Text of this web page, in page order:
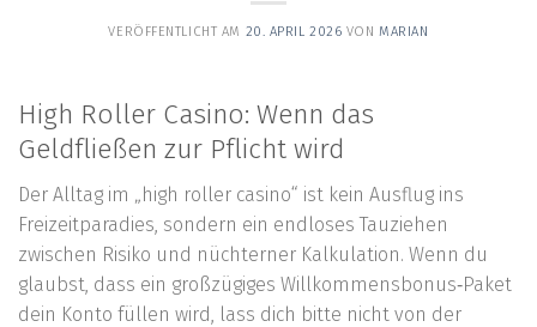
VERÖFFENTLICHT AM 20. APRIL 2026 VON MARIAN
High Roller Casino: Wenn das
Geldfließen zur Pflicht wird
Der Alltag im „high roller casino“ ist kein Ausflug ins
Freizeitparadies, sondern ein endloses Tauziehen
zwischen Risiko und nüchterner Kalkulation. Wenn du
glaubst, dass ein großzügiges Willkommensbonus‑Paket
dein Konto füllen wird, lass dich bitte nicht von der